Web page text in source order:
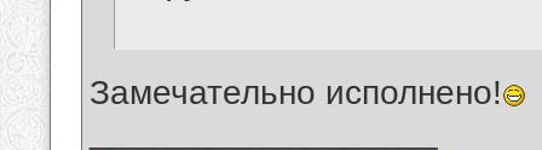
Замечательно исполнено!